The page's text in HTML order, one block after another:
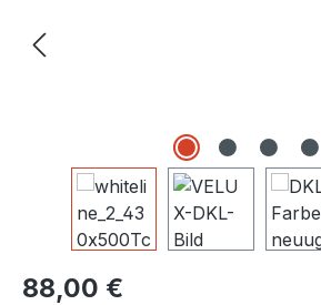
Regulärer Preis:
88,00 €